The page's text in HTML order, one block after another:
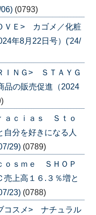
(0793)
ＶＥ> カゴメ／化粧
年8月22日号）('24/
ＩＮＧ> ＳＴＡＹＧ
品の販売促進（2024
ａｃｉａｓ Ｓｔｏ
分を好きになる人
29) (0789)
ｏｓｍｅ ＳＨＯＰ
上高１６.３％増と
23) (0788)
コスメ> ナチュラル